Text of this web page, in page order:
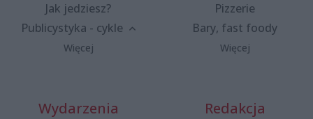
Jak jedziesz?
Publicystyka - cykle
Więcej
Pizzerie
Bary, fast foody
Więcej
Wydarzenia Redakcja